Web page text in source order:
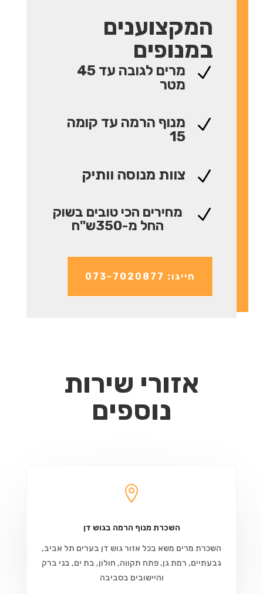
המקצוענים
במנופים
N
מרים לגובה עד 45
מטר
N
מנוף הרמה עד קומה
15
N צוות מנוסה וותיק
N
מחירים הכי טובים בשוק
החל מ-350ש"ח
חייגו: 073-7020877
אזורי שירות
נוספים

השכרת מנוף הרמה בגוש דן
השכרת מרים משא בכל אזור גוש דן בערים תל אביב,
גבעתיים, רמת גן, פתח תקווה, חולון, בת ים, בני ברק
והיישובים בסביבה